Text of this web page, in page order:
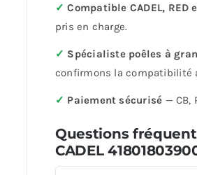
✓ Compatible CADEL, RED
pris en charge.
✓ Spécialiste poêles à
confirmons la compatibilité
✓ Paiement sécurisé — CB,
Questions
CADEL